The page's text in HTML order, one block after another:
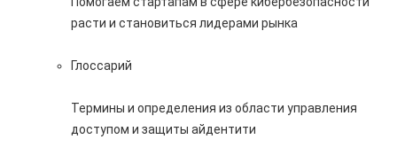
расти и становиться лидерами рынка
Глоссарий
Термины и определения из области управления
доступом и защиты айдентити